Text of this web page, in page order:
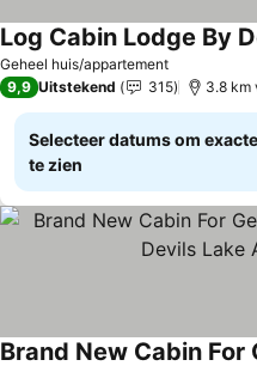
Geheel huis/appartement
9,9 Uitstekend 315 3.8 km
Selecteer datums om
te zien